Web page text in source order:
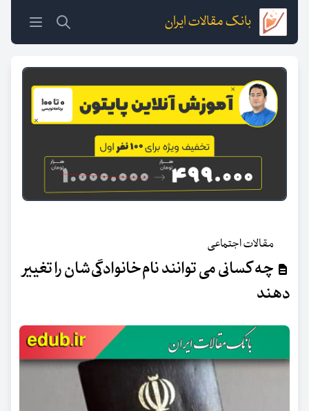
بانک مقالات ایران
مقالات اجتماعی
چه کسانی می توانند نام‌خانوادگی‌شان را تغییر
دهند